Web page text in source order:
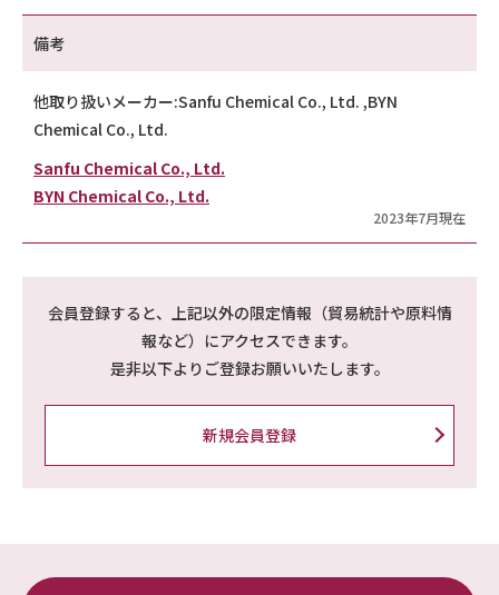
備考
他取り扱いメーカー:Sanfu Chemical Co., Ltd. ,BYN
Chemical Co., Ltd.
Sanfu Chemical Co., Ltd.
BYN Chemical Co., Ltd.
2023年7月現在
会員登録すると、上記以外の限定情報（貿易統計や原料情
報など）にアクセスできます。
是非以下よりご登録お願いいたします。
新規会員登録